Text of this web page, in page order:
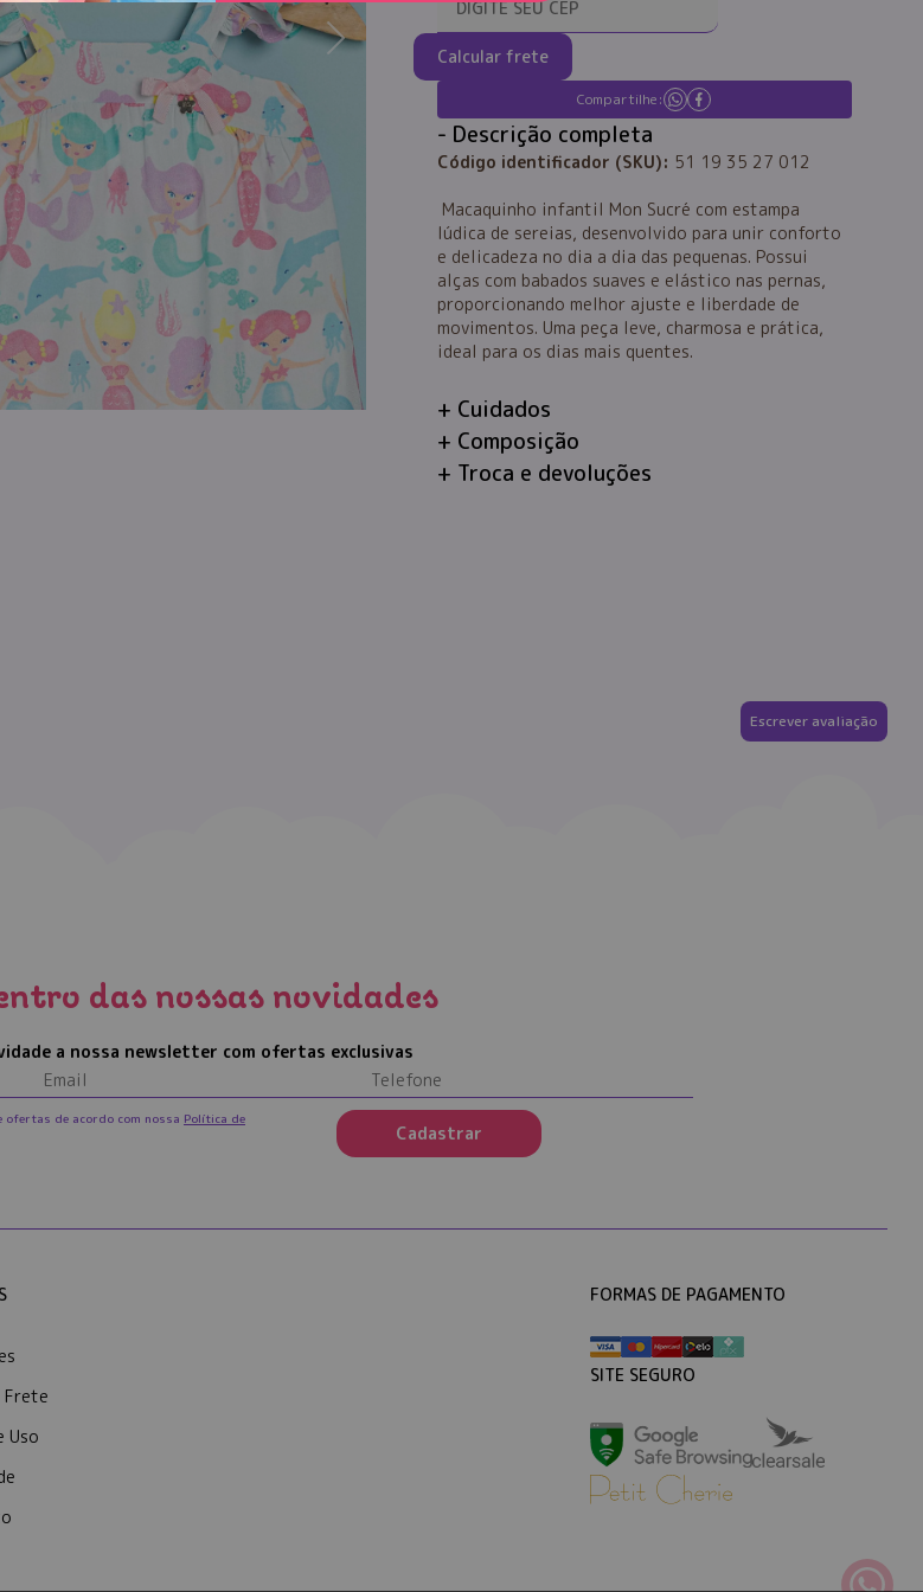
Calcular frete
Compartilhe:
Descrição completa
Código identificador (SKU): 51 19 35 27 012
Macaquinho infantil Mon Sucré com estampa
lúdica de sereias, desenvolvido para unir conforto
e delicadeza no dia a dia das pequenas. Possui
alças com babados suaves e elástico nas pernas,
proporcionando melhor ajuste e liberdade de
movimentos. Uma peça leve, charmosa e prática,
ideal para os dias mais quentes.
Cuidados
Composição
Troca e devoluções
Escrever avaliação
das nossas novidades
a nossa newsletter com ofertas exclusivas
Cadastrar
ofertas de acordo com nossa Política de
Frete
Uso
FORMAS DE PAGAMENTO
SITE SEGURO